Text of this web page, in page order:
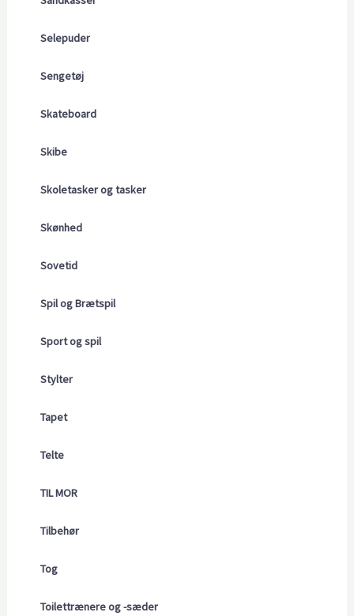
Selepuder
Sengetøj
Skateboard
Skibe
Skoletasker og tasker
Skønhed
Sovetid
Spil og Brætspil
Sport og spil
Stylter
Tapet
Telte
TIL MOR
Tilbehør
Tog
Toilettrænere og -sæder